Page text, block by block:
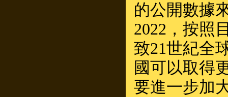
的公開數據
2022，按照
致21世紀全
國可以取得
要進一步加